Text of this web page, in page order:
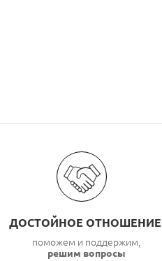
ДОСТОЙНОЕ ОТНОШЕНИЕ
поможем и поддержим,
решим вопросы